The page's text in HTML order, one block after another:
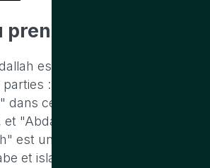
prenom bouabdallah
est d'origine arabe. Il est
: "Bou" qui signifie "père
dans certains contextes
"Abdallah" qui signifie "serviteur
est un prénom très répandu
et islamique, car il est lié à la